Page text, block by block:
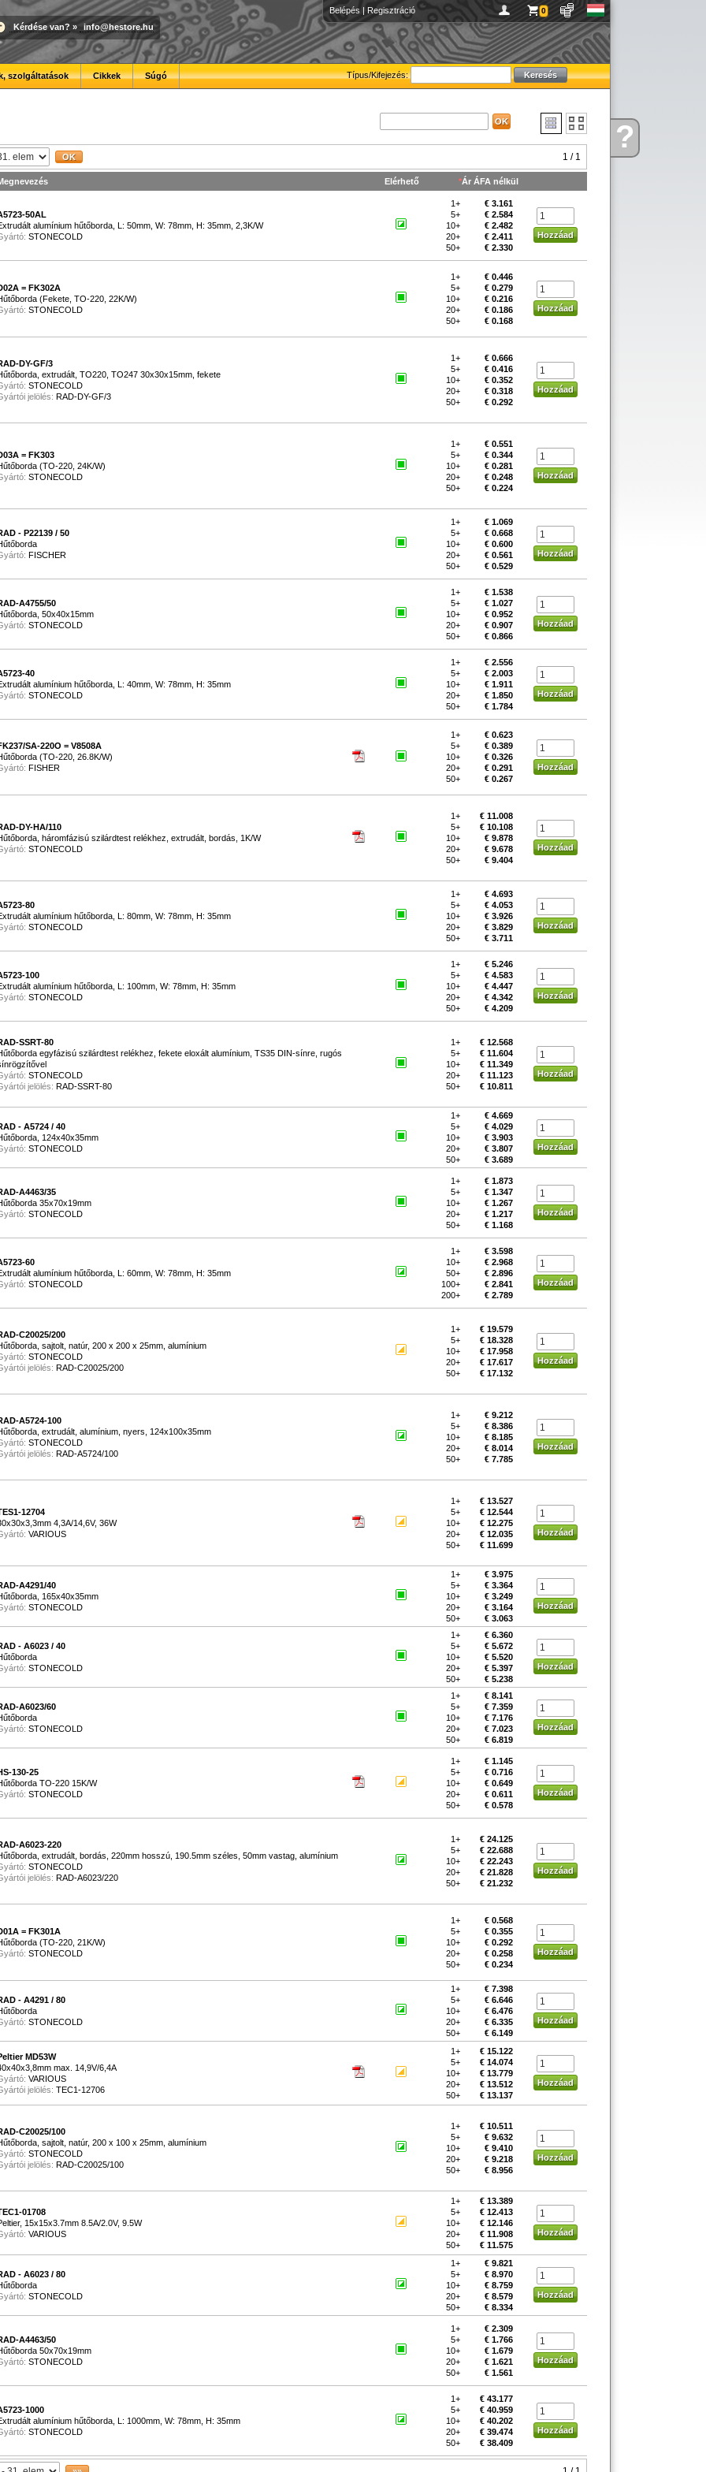
Kérdése
van
?
Belépés | Regisztráció 0
Kérdése van? » info@hestore.hu
Típus/Kifejezés:
szolgáltatások Cikkek Súgó
1 / 1
Elérhető *Ár ÁFA nélkül
50AL
alumínium hűtőborda, L: 50mm, W: 78mm, H: 35mm, 2,3K/W
STONECOLD
1+
€ 3.161
5+
€ 2.584
10+
€ 2.482
20+
€ 2.411
50+
€ 2.330
= FK302A
(Fekete, TO-220, 22K/W)
STONECOLD
1+
€ 0.446
5+
€ 0.279
10+
€ 0.216
20+
€ 0.186
50+
€ 0.168
DY-GF/3
extrudált, TO220, TO247 30x30x15mm, fekete
STONECOLD
jelölés: RAD-DY-GF/3
1+
€ 0.666
5+
€ 0.416
10+
€ 0.352
20+
€ 0.318
50+
€ 0.292
= FK303
(TO-220, 24K/W)
STONECOLD
1+
€ 0.551
5+
€ 0.344
10+
€ 0.281
20+
€ 0.248
50+
€ 0.224
- P22139 / 50
FISCHER
1+
€ 1.069
5+
€ 0.668
10+
€ 0.600
20+
€ 0.561
50+
€ 0.529
A4755/50
50x40x15mm
STONECOLD
1+
€ 1.538
5+
€ 1.027
10+
€ 0.952
20+
€ 0.907
50+
€ 0.866
40
alumínium hűtőborda, L: 40mm, W: 78mm, H: 35mm
STONECOLD
1+
€ 2.556
5+
€ 2.003
10+
€ 1.911
20+
€ 1.850
50+
€ 1.784
SA-220O = V8508A
(TO-220, 26.8K/W)
FISHER
1+
€ 0.623
5+
€ 0.389
10+
€ 0.326
20+
€ 0.291
50+
€ 0.267
DY-HA/110
háromfázisú szilárdtest relékhez, extrudált, bordás, 1K/W
STONECOLD
1+
€ 11.008
5+
€ 10.108
10+
€ 9.878
20+
€ 9.678
50+
€ 9.404
80
alumínium hűtőborda, L: 80mm, W: 78mm, H: 35mm
STONECOLD
1+
€ 4.693
5+
€ 4.053
10+
€ 3.926
20+
€ 3.829
50+
€ 3.711
100
alumínium hűtőborda, L: 100mm, W: 78mm, H: 35mm
STONECOLD
1+
€ 5.246
5+
€ 4.583
10+
€ 4.447
20+
€ 4.342
50+
€ 4.209
SSRT-80
egyfázisú szilárdtest relékhez, fekete eloxált alumínium, TS35 DIN-sínre, rugós
STONECOLD
jelölés: RAD-SSRT-80
1+
€ 12.568
5+
€ 11.604
10+
€ 11.349
20+
€ 11.123
50+
€ 10.811
- A5724 / 40
124x40x35mm
STONECOLD
1+
€ 4.669
5+
€ 4.029
10+
€ 3.903
20+
€ 3.807
50+
€ 3.689
A4463/35
35x70x19mm
STONECOLD
1+
€ 1.873
5+
€ 1.347
10+
€ 1.267
20+
€ 1.217
50+
€ 1.168
60
alumínium hűtőborda, L: 60mm, W: 78mm, H: 35mm
STONECOLD
1+
€ 3.598
10+
€ 2.968
50+
€ 2.896
100+
€ 2.841
200+
€ 2.789
C20025/200
sajtolt, natúr, 200 x 200 x 25mm, alumínium
STONECOLD
jelölés: RAD-C20025/200
1+
€ 19.579
5+
€ 18.328
10+
€ 17.958
20+
€ 17.617
50+
€ 17.132
A5724-100
extrudált, alumínium, nyers, 124x100x35mm
STONECOLD
jelölés: RAD-A5724/100
1+
€ 9.212
5+
€ 8.386
10+
€ 8.185
20+
€ 8.014
50+
€ 7.785
12704
4,3A/14,6V, 36W
VARIOUS
1+
€ 13.527
5+
€ 12.544
10+
€ 12.275
20+
€ 12.035
50+
€ 11.699
A4291/40
165x40x35mm
STONECOLD
1+
€ 3.975
5+
€ 3.364
10+
€ 3.249
20+
€ 3.164
50+
€ 3.063
- A6023 / 40
STONECOLD
1+
€ 6.360
5+
€ 5.672
10+
€ 5.520
20+
€ 5.397
50+
€ 5.238
A6023/60
STONECOLD
1+
€ 8.141
5+
€ 7.359
10+
€ 7.176
20+
€ 7.023
50+
€ 6.819
130-25
TO-220 15K/W
STONECOLD
1+
€ 1.145
5+
€ 0.716
10+
€ 0.649
20+
€ 0.611
50+
€ 0.578
A6023-220
extrudált, bordás, 220mm hosszú, 190.5mm széles, 50mm vastag, alumínium
STONECOLD
jelölés: RAD-A6023/220
1+
€ 24.125
5+
€ 22.688
10+
€ 22.243
20+
€ 21.828
50+
€ 21.232
= FK301A
(TO-220, 21K/W)
STONECOLD
1+
€ 0.568
5+
€ 0.355
10+
€ 0.292
20+
€ 0.258
50+
€ 0.234
- A4291 / 80
STONECOLD
1+
€ 7.398
5+
€ 6.646
10+
€ 6.476
20+
€ 6.335
50+
€ 6.149
MD53W
max. 14,9V/6,4A
VARIOUS
jelölés: TEC1-12706
1+
€ 15.122
5+
€ 14.074
10+
€ 13.779
20+
€ 13.512
50+
€ 13.137
C20025/100
sajtolt, natúr, 200 x 100 x 25mm, alumínium
STONECOLD
jelölés: RAD-C20025/100
1+
€ 10.511
5+
€ 9.632
10+
€ 9.410
20+
€ 9.218
50+
€ 8.956
01708
15x15x3.7mm 8.5A/2.0V, 9.5W
VARIOUS
1+
€ 13.389
5+
€ 12.413
10+
€ 12.146
20+
€ 11.908
50+
€ 11.575
- A6023 / 80
STONECOLD
1+
€ 9.821
5+
€ 8.970
10+
€ 8.759
20+
€ 8.579
50+
€ 8.334
A4463/50
50x70x19mm
STONECOLD
1+
€ 2.309
5+
€ 1.766
10+
€ 1.679
20+
€ 1.621
50+
€ 1.561
1000
alumínium hűtőborda, L: 1000mm, W: 78mm, H: 35mm
STONECOLD
1+
€ 43.177
5+
€ 40.959
10+
€ 40.202
20+
€ 39.474
50+
€ 38.409